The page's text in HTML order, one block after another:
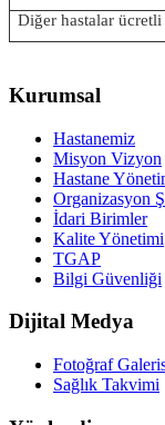
Diğer hastalar
Kurumsal
Hastanemiz
Misyon Vizyon
Hastane
Organizasyon
İdari Birimler
Kalite Yönetimi
TGAP
Bilgi Güvenliği
Dijital Medya
Fotoğraf
Sağlık Takvimi